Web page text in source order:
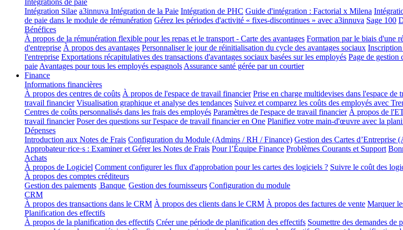
Intégration Silae a3innuva Intégration de la Paie Intégration de PHC Guide d'intégration : Factorial x Milena
de paie dans le module de rémunération Gérez les périodes d'activité « fixes-discontinues » avec a3innuva Sage 100
Bénéfices
À propos de la rémunération flexible pour les repas et le transport - Carte des avantages Formation par le biais d'une
d'entreprise À propos des avantages Personnaliser le jour de réinitialisation du cycle des avantages sociaux Inscription
l'entreprise Exportations récapitulatives des transactions d'avantages sociaux basées sur les employés Page de gestion
paie Avantages pour tous les employés espagnols Assurance santé gérée par un courtier
Finance
Informations financières
À propos des centres de coûts À propos de l'espace de travail financier Prise en charge multidevises dans l'espace de
travail financier Visualisation graphique et analyse des tendances Suivez et comparez les coûts des employés avec
Centres de coûts personnalisés dans les frais des employés Paramètres de l'espace de travail financier À propos de
travail financier Poser des questions sur l'espace de travail financier en One Planifiez votre main-d'œuvre avec la
Dépenses
Introduction aux Notes de Frais Configuration du Module (Admins / RH / Finance) Gestion des Cartes d’Entreprise
Approbateur·rice·s : Examiner et Gérer les Notes de Frais Pour l’Équipe Finance Problèmes Courants et Support
Achats
À propos de Logiciel Comment configurer les flux d'approbation pour les cartes des logiciels ? Suivre le coût des
À propos des comptes créditeurs
Gestion des paiements Banque Gestion des fournisseurs Configuration du module
CRM
À propos des transactions dans le CRM À propos des clients dans le CRM À propos des factures de vente Marquer
Planification des effectifs
À propos de la planification des effectifs Créer une période de planification des effectifs Soumettre des demandes de